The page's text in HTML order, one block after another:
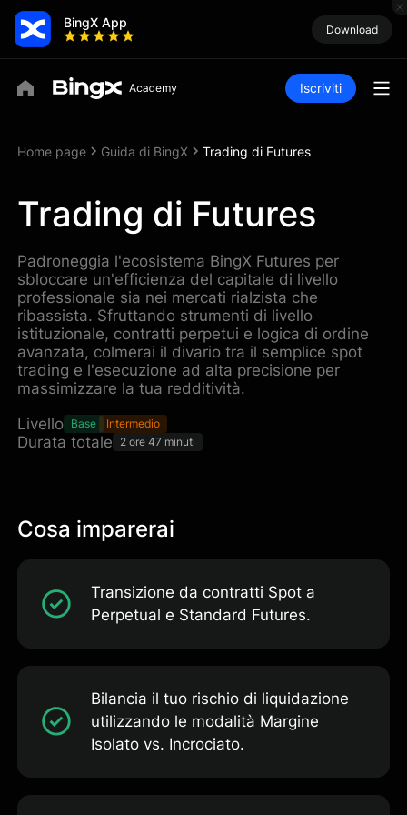
BingX App Download
Iscriviti
Home page Guida di BingX Trading di Futures
Trading di Futures
Padroneggia l'ecosistema BingX Futures per
sbloccare un'efficienza del capitale di livello
professionale sia nei mercati rialzista che
ribassista. Sfruttando strumenti di livello
istituzionale, contratti perpetui e logica di ordine
avanzata, colmerai il divario tra il semplice spot
trading e l'esecuzione ad alta precisione per
massimizzare la tua redditività.
Livello Base Intermedio
Durata totale 2 ore 47 minuti
Cosa imparerai
Transizione da contratti Spot a
Perpetual e Standard Futures.
Bilancia il tuo rischio di liquidazione
utilizzando le modalità Margine
Isolato vs. Incrociato.